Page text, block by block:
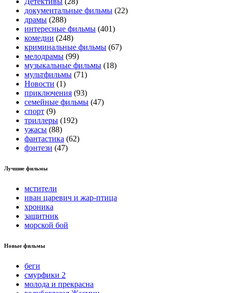
документальные фильмы (22)
драмы (288)
интересные фильмы (401)
комедии (248)
криминальные фильмы (67)
мелодрамы (99)
музыкальные фильмы (18)
мультфильмы (71)
Новости (1)
приключения (93)
семейные фильмы (47)
спорт (9)
триллеры (192)
ужасы (88)
фантастика (62)
фэнтези (47)
Лучшие фильмы
мстители
иван царевич и жар-птица
хроника
защитник
морской бой
Новые фильмы
беги
смурфики 2
молода и прекрасна